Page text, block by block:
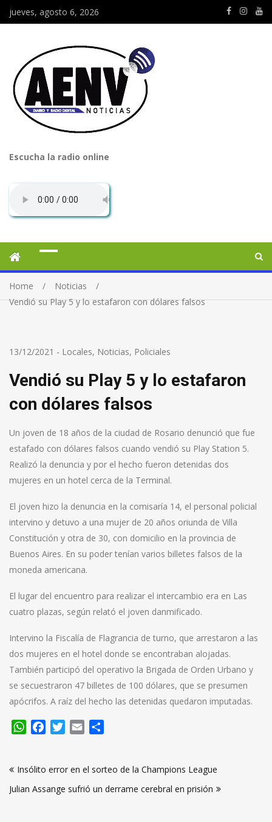
jueves, agosto 6, 2026
Escucha la radio online
Home
Noticias
Vendió su Play 5 y lo estafaron con dólares falsos
13/12/2021 - Locales, Noticias, Policiales
Vendió su Play 5 y lo estafaron
con dólares falsos
Un joven de 18 años de la ciudad de Rosario denunció que fue
estafado con dólares falsos cuando vendió su Play Station 5.
Realizó la denuncia y por el hecho fueron detenidas dos
mujeres en un hotel cerca de la Terminal.
El joven hizo la denuncia en la comisaría 14, el personal policial
intervino y detuvo a una mujer de 20 años oriunda de Villa
Constitución y otra de 30, con domicilio en la provincia de
Buenos Aires. En su poder tenían varios billetes falsos de la
moneda americana.
El lugar del encuentro para realizar el intercambio era en Las
cuatro plazas, según relató el joven danmificado.
Intervino la Fiscalía de Flagrancia de turno, que arrestaron a las
dos mujeres en el hotel donde se encontraban alojadas.
También participó del operativo la Brigada de Orden Urbano y
se secuestraron 47 billetes de 100 dólares, que se presumen
apócrifos. A raíz del hecho las detenidas quedaron imputadas.
WhatsApp
FacebookTwitter
Email
de
entradas
Insólito error en el sorteo de la Champions League
Julian Assange sufrió un derrame cerebral en prisión